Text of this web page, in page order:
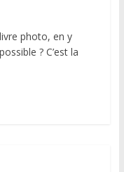
photo, en y
? C’est la